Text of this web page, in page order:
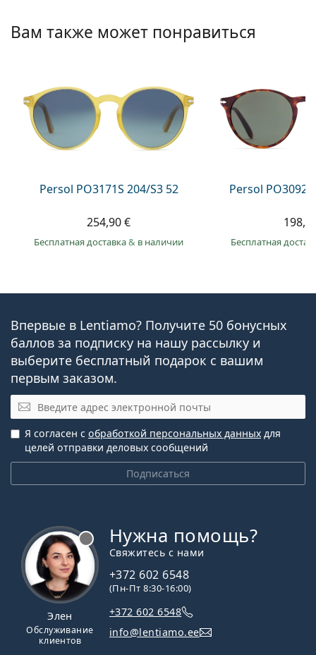
Вам также может понравиться
Persol PO3171S 204/S3 52
254,90 €
Бесплатная доставка& в наличии
Persol
Бесплатная
Впервые в Lentiamo? Получите 50 бонусных
баллов за подписку на нашу рассылку и
выберите бесплатный подарок с вашим
первым заказом.
Электронная почта
Подписаться
Я согласен с обработкой персональных данных для
целей отправки деловых сообщений
Элен
Обслуживание
клиентов
Нужна помощь?
Свяжитесь с нами
+372 602 6548
(Пн-Пт 8:30-16:00)
+372 602 6548
info@lentiamo.ee